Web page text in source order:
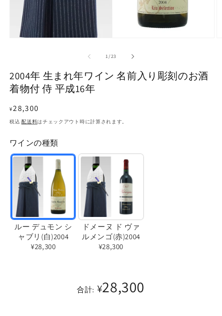
で
メ
デ
ア
(1)
く
1/の
23
2004年 生まれ年ワイン 名前入り彫刻のお酒
着物付 侍 平成16年
通
常
格
¥28,300
税込配送料はチェックアウト時に計算されます。
ワインの種類
ルー デュモン シ
ャブリ(白)2004
¥28,300
ドメーヌ ド ヴァ
ルメンゴ(赤)2004
¥28,300
エ
合計: ¥28,300